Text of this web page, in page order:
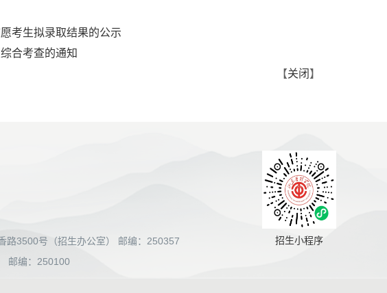
考生拟录取结果的公示
合考查的通知
【关闭 】
路3500号（招生办公室） 邮编：250357
邮编：250100
招生小程序